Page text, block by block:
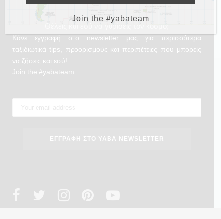
Θέλεις και εσύ να γυρίσεις τον κόσμο;
Κάνε εγγραφή στο newsletter μας για περισσότερα
ταξιδιωτικά tips, προορισμούς και περιπέτειες που μπορείς
να ζήσεις και εσύ!
Join the #yabateam
Join the #yabateam